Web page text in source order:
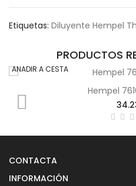
Etiquetas: Diluyente Hempel
PRODUCTOS
AÑADIR A CESTA
Hempel
CONTACTA
INFORMACIÓN